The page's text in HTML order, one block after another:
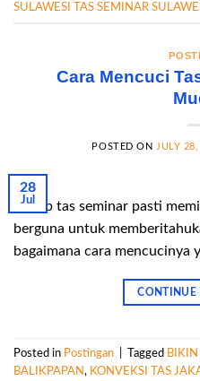
SULAWESI TAS SEMINAR
Cara Mencuci
POSTED ON JULY
28
Jul
Setiap tas seminar pasti
berguna untuk
bagaimana cara mencucinya
Posted in Postingan Tagged BIKIN
BALIKPAPAN, KONVEKSI TAS